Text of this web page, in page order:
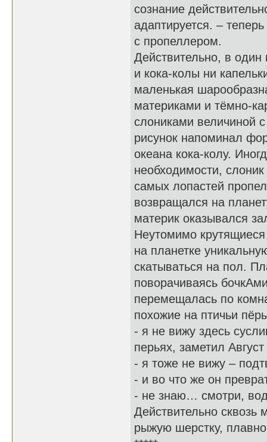
сознание
адаптируется. –
с пропеллером.
Действительно, в
и кока-колы ни
маленькая
материками и тёмно-
слониками величиной
рисунок напоминал
океана кока-колу.
необходимости,
самых лопастей
возвращался на
материк оказывался
Неутомимо
на планетке
скатываться на пол.
поворачиваясь
перемещалась по
похожие на птичьи
- я не вижу здесь
перьях, заметил
- я тоже не вижу –
- и во что же он
- не знаю… смотри,
Действительно сквозь
рыжую шерстку,